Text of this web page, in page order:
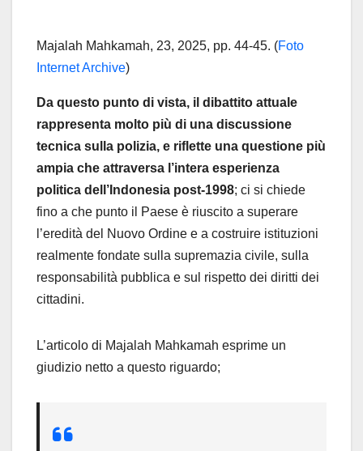
Majalah Mahkamah, 23, 2025, pp. 44-45. (Foto
Internet Archive)
Da questo punto di vista, il dibattito attuale
rappresenta molto più di una discussione
tecnica sulla polizia, e riflette una questione più
ampia che attraversa l’intera esperienza
politica dell’Indonesia post-1998; ci si chiede
fino a che punto il Paese è riuscito a superare
l’eredità del Nuovo Ordine e a costruire istituzioni
realmente fondate sulla supremazia civile, sulla
responsabilità pubblica e sul rispetto dei diritti dei
cittadini.
L’articolo di Majalah Mahkamah esprime un
giudizio netto a questo riguardo;